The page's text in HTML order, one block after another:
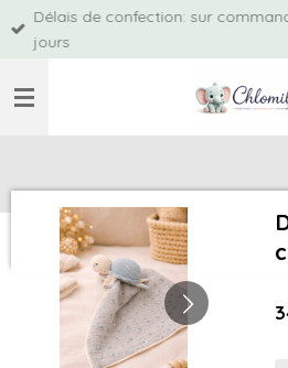
Passer
principal
Délais de confection: sur
jours